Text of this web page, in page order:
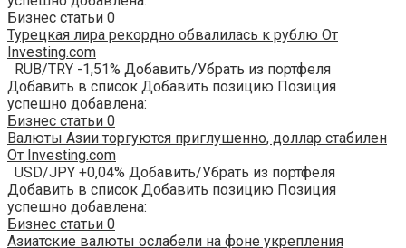
Бизнес статьи 0
Турецкая лира рекордно обвалилась к рублю От
Investing.com
RUB/TRY -1,51% Добавить/Убрать из портфеля
Добавить в список Добавить позицию Позиция
успешно добавлена:
Бизнес статьи 0
Валюты Азии торгуются приглушенно, доллар стабилен
От Investing.com
USD/JPY +0,04% Добавить/Убрать из портфеля
Добавить в список Добавить позицию Позиция
успешно добавлена:
Бизнес статьи 0
Азиатские валюты ослабели на фоне укрепления